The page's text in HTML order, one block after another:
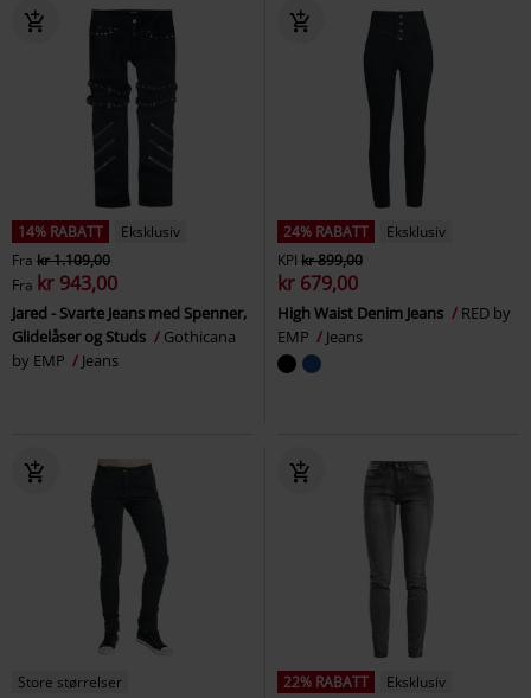
14% RABATT
Eksklusiv
Fra kr 1.109,00
Fra kr 943,00
Jared - Svarte Jeans med Spenner,
Glidelåser og Studs
Gothicana
by EMP
Jeans
24% RABATT
Eksklusiv
KPI kr 899,00
kr 679,00
High Waist Denim Jeans
RED by
EMP
Jeans
Store størrelser 22% RABATT
Eksklusiv